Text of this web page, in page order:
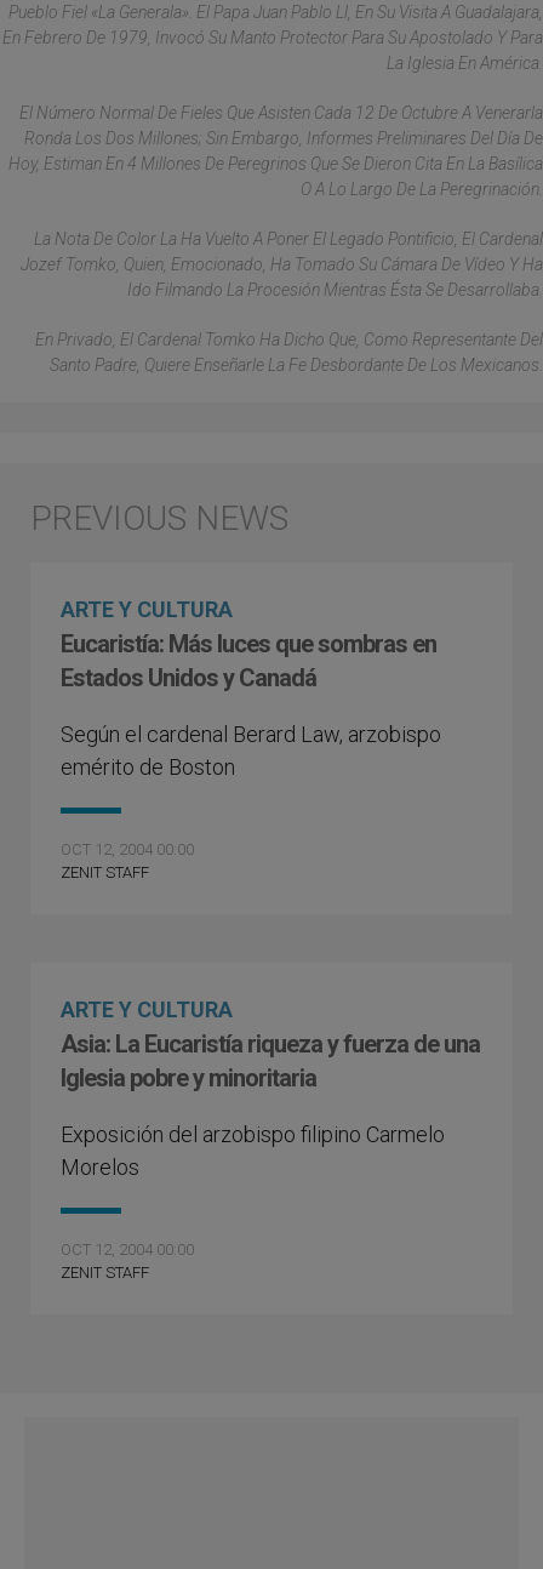
Pueblo Fiel «La Generala». El Papa Juan Pablo Ll, En Su Visita A Guadalajara,
En Febrero De 1979, Invocó Su Manto Protector Para Su Apostolado Y Para
La Iglesia En América.
El Número Normal De Fieles Que Asisten Cada 12 De Octubre A Venerarla
Ronda Los Dos Millones; Sin Embargo, Informes Preliminares Del Día De
Hoy, Estiman En 4 Millones De Peregrinos Que Se Dieron Cita En La Basílica
O A Lo Largo De La Peregrinación.
La Nota De Color La Ha Vuelto A Poner El Legado Pontificio, El Cardenal
Jozef Tomko, Quien, Emocionado, Ha Tomado Su Cámara De Vídeo Y Ha
Ido Filmando La Procesión Mientras Ésta Se Desarrollaba.
En Privado, El Cardenal Tomko Ha Dicho Que, Como Representante Del
Santo Padre, Quiere Enseñarle La Fe Desbordante De Los Mexicanos.
ARTE Y CULTURA
Eucaristía: Más luces que sombras en
Estados Unidos y Canadá
Según el cardenal Berard Law, arzobispo
emérito de Boston
OCT 12, 2004 00:00
ZENIT STAFF
ARTE Y CULTURA
Asia: La Eucaristía riqueza y fuerza de una
Iglesia pobre y minoritaria
Exposición del arzobispo filipino Carmelo
Morelos
OCT 12, 2004 00:00
ZENIT STAFF